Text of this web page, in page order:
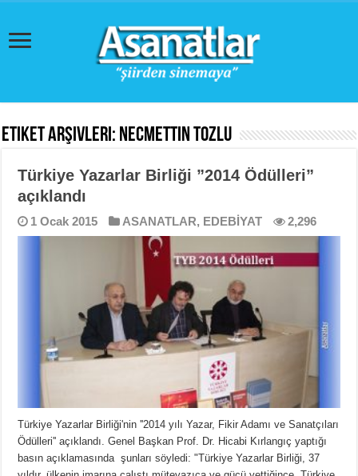
Etiket Arşivleri: Necmettin Tozlu
Türkiye Yazarlar Birliği ”2014 Ödülleri”
açıklandı
1 Ocak 2015 ASANATLAR, EDEBİYAT 2,296
Türkiye Yazarlar Birliği'nin ''2014 yılı Yazar, Fikir Adamı ve Sanatçıları
Ödülleri'' açıklandı. Genel Başkan Prof. Dr. Hicabi Kırlangıç yaptığı
basın açıklamasında şunları söyledi: "Türkiye Yazarlar Birliği, 37